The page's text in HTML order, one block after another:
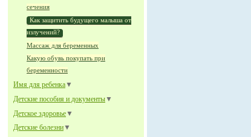
сечения
Как защитить будущего малыша от
излучений?
Массаж для беременных
Какую обувь покупать при
беременности
Имя для ребенка▼
Детские пособия и документы▼
Детское здоровье▼
Детские болезни▼